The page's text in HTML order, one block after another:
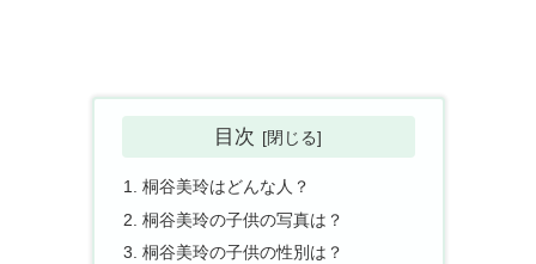
目次
桐谷美玲はどんな人？
桐谷美玲の子供の写真は？
桐谷美玲の子供の性別は？